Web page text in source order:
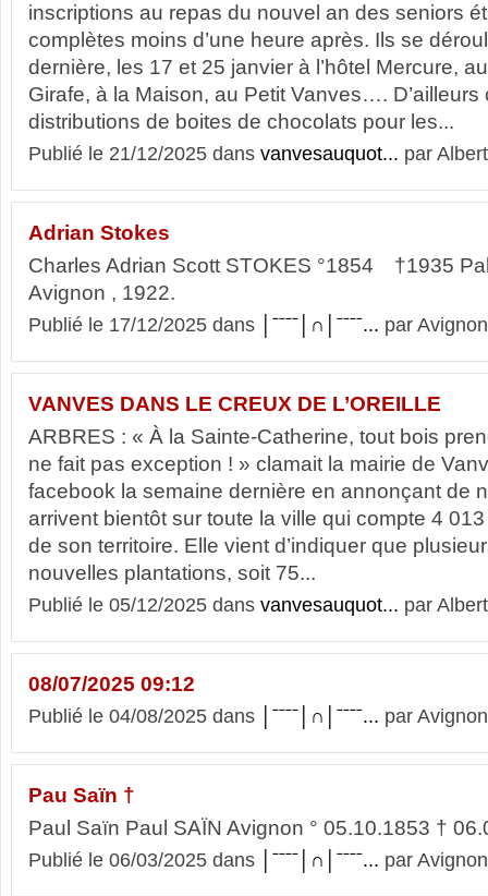
inscriptions au repas du nouvel an des seniors
complètes moins d’une heure après. Ils se
dernière, les 17 et 25 janvier à l’hôtel Mercure,
Girafe, à la Maison, au Petit Vanves….
distributions de boites de chocolats pour les...
Publié le 21/12/2025 dans vanvesauquot... par
Adrian Stokes
Charles Adrian Scott STOKES °1854 †1935
Avignon , 1922.
Publié le 17/12/2025 dans │ˉˉˉˉ│∩│ˉˉˉˉ... par
VANVES DANS LE CREUX DE L’OREILLE
ARBRES : « À la Sainte-Catherine, tout bois
ne fait pas exception ! » clamait la mairie de
facebook la semaine dernière en annonçant de
arrivent bientôt sur toute la ville qui compte 4
de son territoire. Elle vient d’indiquer que
nouvelles plantations, soit 75...
Publié le 05/12/2025 dans vanvesauquot... par
08/07/2025 09:12
Publié le 04/08/2025 dans │ˉˉˉˉ│∩│ˉˉˉˉ... par
Pau Saïn †
Paul Saïn Paul SAÏN Avignon ° 05.10.1853 †
Publié le 06/03/2025 dans │ˉˉˉˉ│∩│ˉˉˉˉ... par